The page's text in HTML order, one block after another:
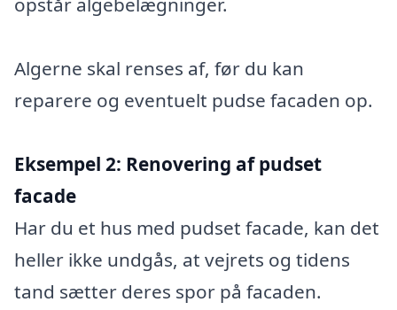
Algerne skal renses af, før du kan
reparere og eventuelt pudse facaden op.
Eksempel 2: Renovering af pudset
facade
Har du et hus med pudset facade, kan det
heller ikke undgås, at vejrets og tidens
tand sætter deres spor på facaden.